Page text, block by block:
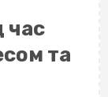
час
та